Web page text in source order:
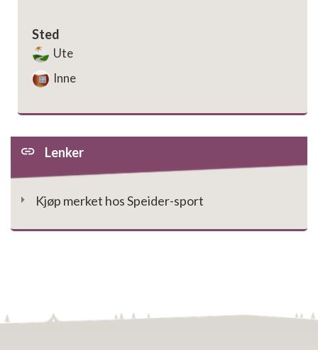
Sted
Ute
Inne
Lenker
Kjøp merket hos Speider-sport